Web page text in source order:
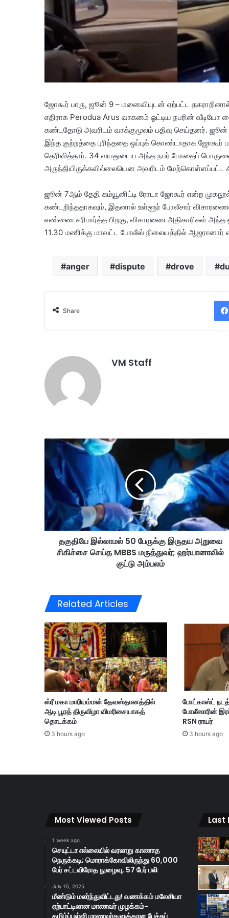
ஜோகூர் பாரு, ஜூன் 9 – மனைவியுடன் ஏற்பட்ட
எதிராக Perodua Arus வாகனம் ஓட்டிய நபரின்
கண்டதோடு அவரிடம் வாக்குமூலம் பதிவு செய்தனர்.
இந்த குற்றத்தை புரிந்ததை ஒப்புக் கொண்டாதாக
தெரிவித்தார். 34 வயதுடைய அந்த நபர் போதைப்
அருந்தியிருக்கவில்லையென அவரிடம் மேற்கொள்ளப்பட்ட
ஜூன் 7ஆம் தேதி கம்யூனிட்டி ரோடா ஜோகூர் என்ற
கண்டறிந்ததாகவும், இதனால் உள்ளூர் போலீசார்
எண்ணை சரிபார்த்த பிறகு, விசாரணை அதிகாரிகள்
11.30 மணிக்கு மாவட்ட போலீஸ் நிலையத்தில் ஆஜரானார்
anger dispute drove
Share
VM Staff
தி
இ
லா
ம
ல்
இ
த
ய
அ
று
வை
சி
கி
ச்
சை
செ
ய்
B
னா
தகுதியே இல்லாமல் 50 பேருக்கு இருதய அறுவை
சிகிச்சை செய்த MBBS மருத்துவர்; ஹர்யானாவில்
குட்டு அம்பலம்
Related Articles
ஸ்ரீ மகா மாரியம்மன் தேவஸ்தானத்தில்
ஆடி பூரத் திருவிழா விமரிசையாகத்
தொடக்கம்
3 hours ago
போட்காஸ்ட்
போலீஸாரின்
RSN ராயர்
3 hours ago
Most Viewed Posts
1 week ago
செயுட்டா எல்லையில் வரலாறு காணாத
நெருக்கடி; மொராக்கோவிலிருந்து 60,000
பேர் சட்டவிரோத நுழைவு, 57 பேர் பலி
July 15, 2025
மீண்டும் மலர்ந்துவிட்டது! வணக்கம் மலேசியா
ஏற்பாட்டிலான மாணவர் முழக்கம்-
தமிழ்ப்பள்ளி மாணவர்களுக்கான பேச்சுப்
Last